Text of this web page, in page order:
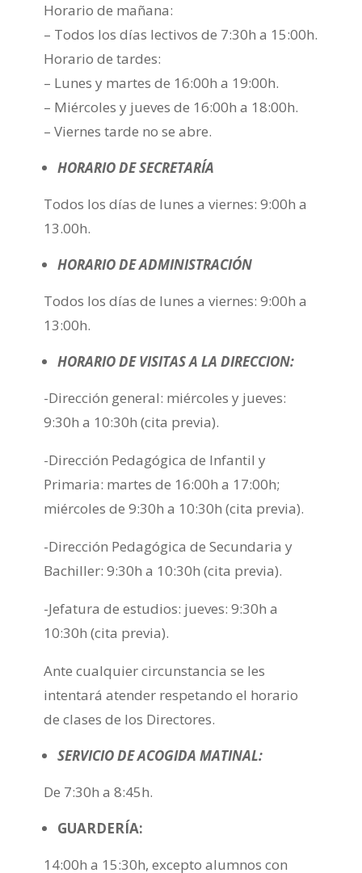
Horario de mañana:
– Todos los días lectivos de 7:30h a 15:00h.
Horario de tardes:
– Lunes y martes de 16:00h a 19:00h.
– Miércoles y jueves de 16:00h a 18:00h.
– Viernes tarde no se abre.
HORARIO DE SECRETARÍA
Todos los días de lunes a viernes: 9:00h a
13.00h.
HORARIO DE ADMINISTRACIÓN
Todos los días de lunes a viernes: 9:00h a
13:00h.
HORARIO DE VISITAS A LA DIRECCION:
-Dirección general: miércoles y jueves:
9:30h a 10:30h (cita previa).
-Dirección Pedagógica de Infantil y
Primaria: martes de 16:00h a 17:00h;
miércoles de 9:30h a 10:30h (cita previa).
-Dirección Pedagógica de Secundaria y
Bachiller: 9:30h a 10:30h (cita previa).
-Jefatura de estudios: jueves: 9:30h a
10:30h (cita previa).
Ante cualquier circunstancia se les
intentará atender respetando el horario
de clases de los Directores.
SERVICIO DE ACOGIDA MATINAL:
De 7:30h a 8:45h.
GUARDERÍA:
14:00h a 15:30h, excepto alumnos con